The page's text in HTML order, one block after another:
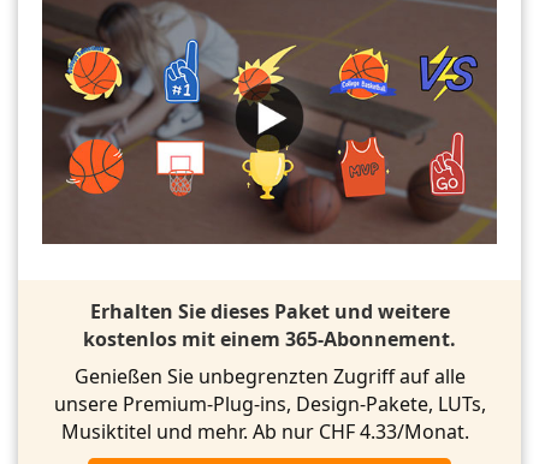
Erhalten Sie dieses Paket und weitere
kostenlos mit einem 365-Abonnement.
Genießen Sie unbegrenzten Zugriff auf alle
unsere Premium-Plug-ins, Design-Pakete, LUTs,
Musiktitel und mehr. Ab nur CHF 4.33/Monat.